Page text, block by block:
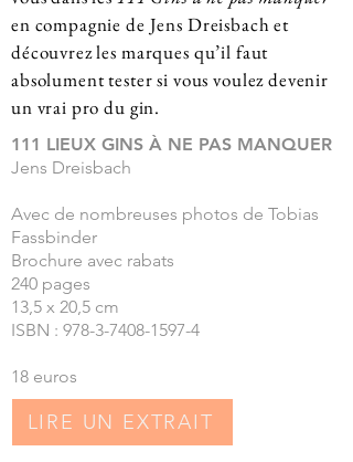
en compagnie de Jens Dreisbach et
découvrez les marques qu’il faut
absolument tester si vous voulez devenir
un vrai pro du gin.
111 LIEUX GINS À NE PAS MANQUER
Jens Dreisbach
Avec de nombreuses photos de Tobias
Fassbinder
Brochure avec rabats
240 pages
13,5 x 20,5 cm
ISBN : 978-3-7408-1597-4
18 euros
LIRE UN EXTRAIT